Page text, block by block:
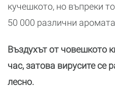
кучешкото, но въпреки
50 000 различни
Въздухът от човешкото
час, затова вирусите се
лесно.